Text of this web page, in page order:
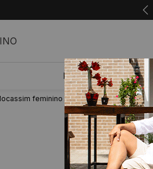
FEMININO
feminino Mocassim